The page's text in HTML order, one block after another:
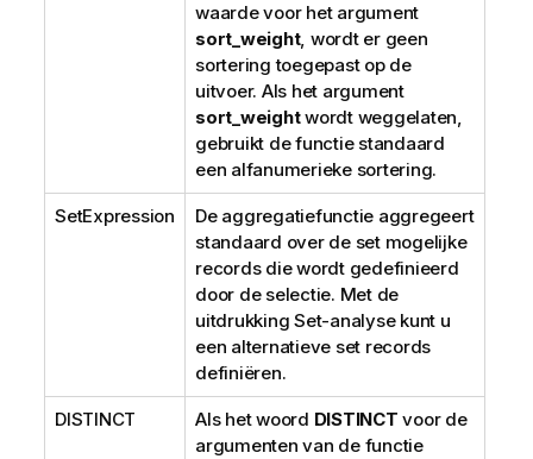
waarde voor het argument
sort_weight, wordt er geen
sortering toegepast op de
uitvoer. Als het argument
sort_weightwordt weggelaten,
gebruikt de functie standaard
een alfanumerieke sortering.
SetExpression
De aggregatiefunctie aggregeert
standaard over de set mogelijke
records die wordt gedefinieerd
door de selectie. Met de
uitdrukking Set-analyse kunt u
een alternatieve set records
definiëren.
DISTINCT Als het woord DISTINCT voor de
argumenten van de functie